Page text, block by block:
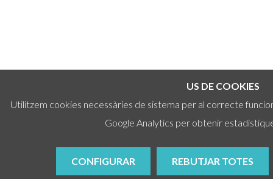
US DE COOKIES
Utilitzem cookies necessàries de sistema per al correcte
Google Analytics per obtenir
CONFIGURAR REBUTJAR TOTES